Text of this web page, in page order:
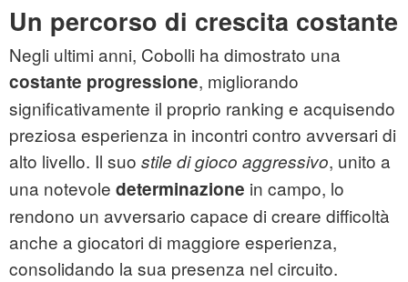
Un percorso di crescita costante
Negli ultimi anni, Cobolli ha dimostrato una
costante progressione, migliorando
significativamente il proprio ranking e acquisendo
preziosa esperienza in incontri contro avversari di
alto livello. Il suo stile di gioco aggressivo, unito a
una notevole determinazione in campo, lo
rendono un avversario capace di creare difficoltà
anche a giocatori di maggiore esperienza,
consolidando la sua presenza nel circuito.